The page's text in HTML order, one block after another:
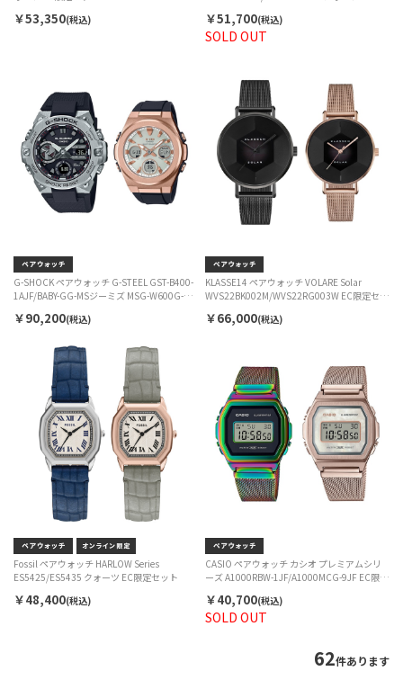
￥53,350(税込)
SOLD OUT
￥51,700(税込)
G-SHOCK ペアウォッチ G-STEEL GST-B400-
1AJF/BABY-GG-MSジーミズ MSG-W600G-
￥90,200(税込)
KLASSE14 ペアウォッチ VOLARE Solar
WVS22BK002M/WVS22RG003W EC限定セッ
￥66,000(税込)
Fossil ペアウォッチ HARLOW Series
ES5425/ES5435 クォーツ EC限定セット
￥48,400(税込)
SOLD OUT
CASIO ペアウォッチ カシオ プレミアムシリ
ーズ A1000RBW-1JF/A1000MCG-9JF EC限定
￥40,700(税込)
62件あります